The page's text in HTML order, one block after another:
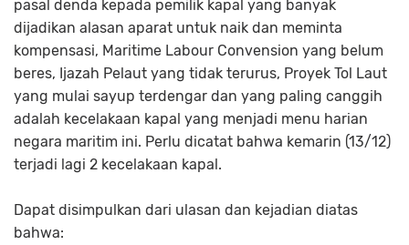
pasal denda kepada pemilik kapal yang banyak
dijadikan alasan aparat untuk naik dan meminta
kompensasi, Maritime Labour Convension yang belum
beres, Ijazah Pelaut yang tidak terurus, Proyek Tol Laut
yang mulai sayup terdengar dan yang paling canggih
adalah kecelakaan kapal yang menjadi menu harian
negara maritim ini. Perlu dicatat bahwa kemarin (13/12)
terjadi lagi 2 kecelakaan kapal.
Dapat disimpulkan dari ulasan dan kejadian diatas
bahwa: